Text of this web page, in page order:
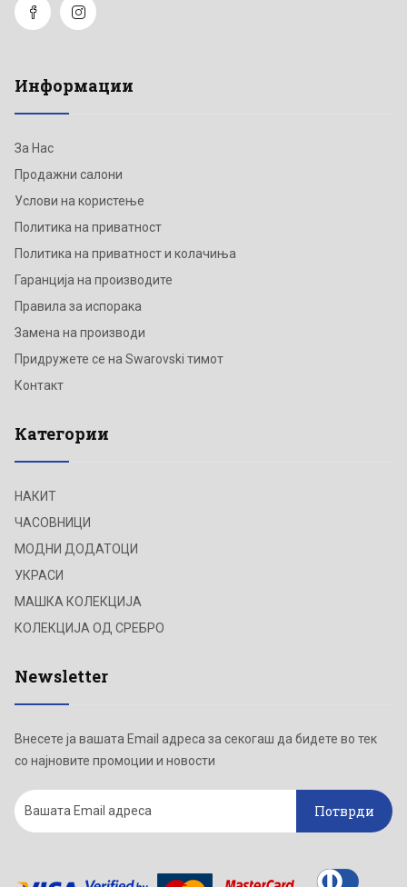
Информации
За Нас
Продажни салони
Услови на користење
Политика на приватност
Политика на приватност и колачиња
Гаранција на производите
Правила за испорака
Замена на производи
Придружете се на Swarovski тимот
Контакт
Категории
НАКИТ
ЧАСОВНИЦИ
МОДНИ ДОДАТОЦИ
УКРАСИ
МАШКА КОЛЕКЦИЈА
КОЛЕКЦИЈА ОД СРЕБРО
Newsletter
Внесете ја вашата Email адреса за секогаш да бидете во тек
со најновите промоции и новости
Потврди